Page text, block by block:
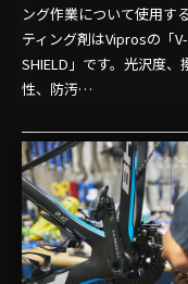
ング作業について使用す
ティング剤はViprosの「V-
SHIELD」です。光沢度、
性、防汚…